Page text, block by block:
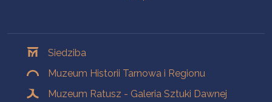
Siedziba
Muzeum Historii Tarnowa i Regionu
Muzeum Ratusz - Galeria Sztuki Dawnej